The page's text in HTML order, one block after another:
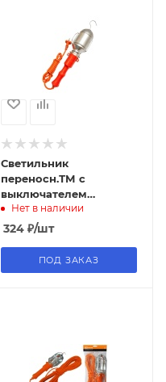
Светильник
переносн.ТМ с
выключателем
5м,220В,
(еврослот)UNIVersal
Нет в наличии
324₽/шт
ПОД ЗАКАЗ